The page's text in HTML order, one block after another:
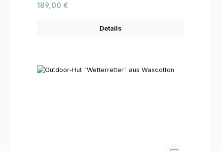
Regulärer Preis:
189,00 €
Details